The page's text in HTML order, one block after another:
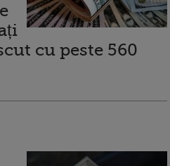
cu peste 560